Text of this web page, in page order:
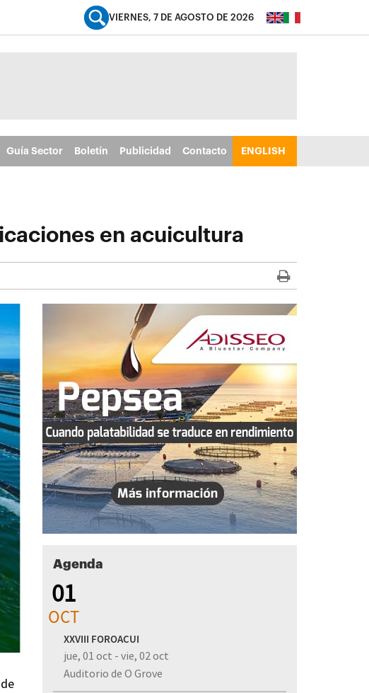
VIERNES, 7 DE AGOSTO DE 2026
Guía Sector Boletín Publicidad Contacto ENGLISH
en acuicultura
Agenda
01
OCT
XXVIII FOROACUI
jue, 01 oct - vie, 02 oct
Auditorio de O Grove